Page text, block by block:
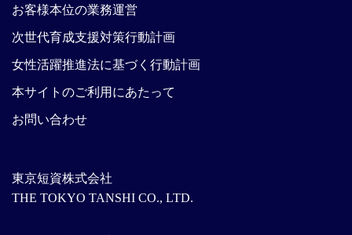
東京短資株式会社
THE TOKYO TANSHI CO., LTD.
お客様本位の業務運営
次世代育成支援対策行動計画
女性活躍推進法に基づく行動計画
本サイトのご利用にあたって
お問い合わせ